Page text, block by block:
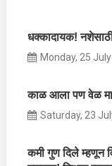
धक्कादायक!
Monday, 25
काळ आला पण वेळ
Saturday, 23
कमी गुण दिले म्हणून